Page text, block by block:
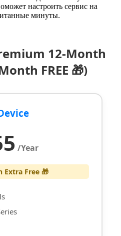
настроить сервис на
минуты.
12-Month
FREE 🎁)
/Year
Extra Free 🎁